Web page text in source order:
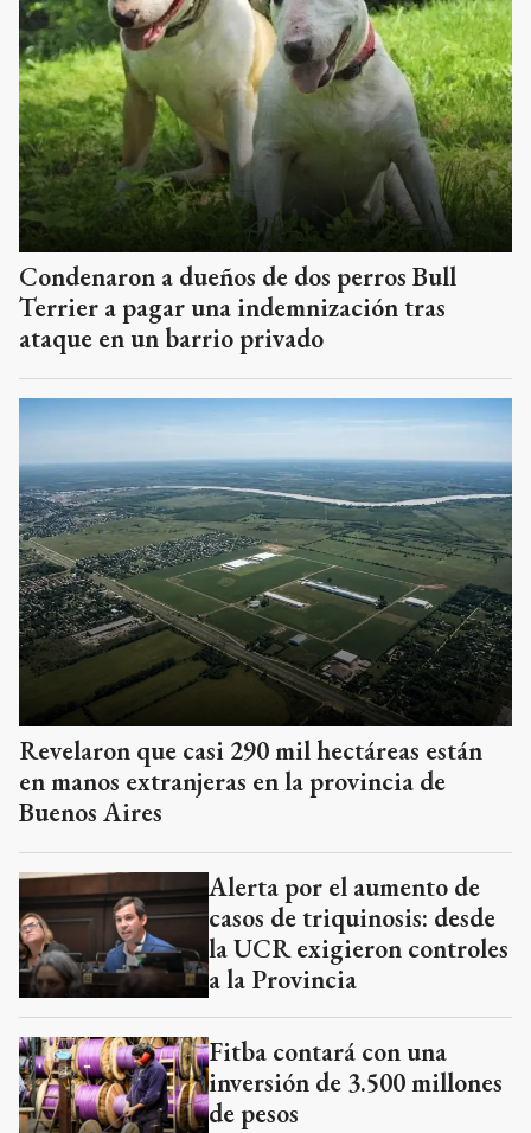
Condenaron a dueños de dos perros Bull
Terrier a pagar una indemnización tras
ataque en un barrio privado
Revelaron que casi 290 mil hectáreas están
en manos extranjeras en la provincia de
Buenos Aires
Alerta por el aumento de
casos de triquinosis: desde
la UCR exigieron controles
a la Provincia
Fitba contará con una
inversión de 3.500 millones
de pesos